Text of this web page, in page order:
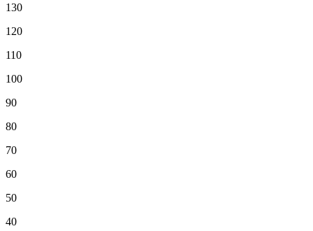
130
120
110
100
90
80
70
60
50
40